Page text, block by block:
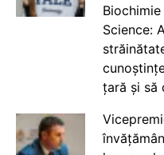
Science:
țară și să